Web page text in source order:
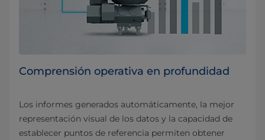
Comprensión operativa en profundidad
Los informes generados automáticamente, la mejor
representación visual de los datos y la capacidad de
establecer puntos de referencia permiten obtener